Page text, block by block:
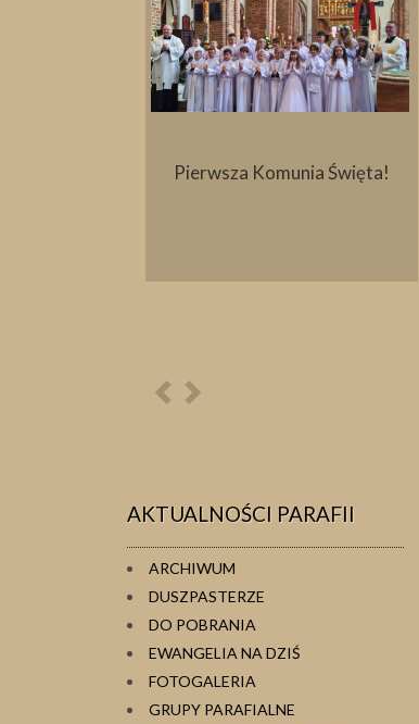
Poprzednia
Pierwsza Komunia Święta!
AKTUALNOŚCI PARAFII
ARCHIWUM
DUSZPASTERZE
DO POBRANIA
EWANGELIA NA DZIŚ
FOTOGALERIA
GRUPY PARAFIALNE